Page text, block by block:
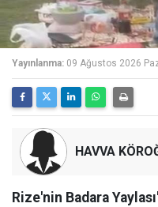
Yayınlanma: 09 Ağustos 2026
HAVVA
Rize'nin Badara